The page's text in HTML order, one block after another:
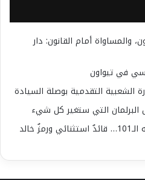
والمساواة أمام القانون: دار
في تيواون
الشعبية التقدمية بوصلة السيادة
البرلمان التي ستغير كل شيء
الدكتور مهاتير محمد في عامه الـ101… قائدٌ استثنائي ورمزٌ خالد